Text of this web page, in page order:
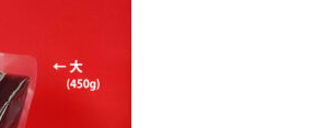
つや、酒井雄二、北山陽一のコメントがオンエア！
※村上てつやがインタビュー出演
岡優がコメント出演